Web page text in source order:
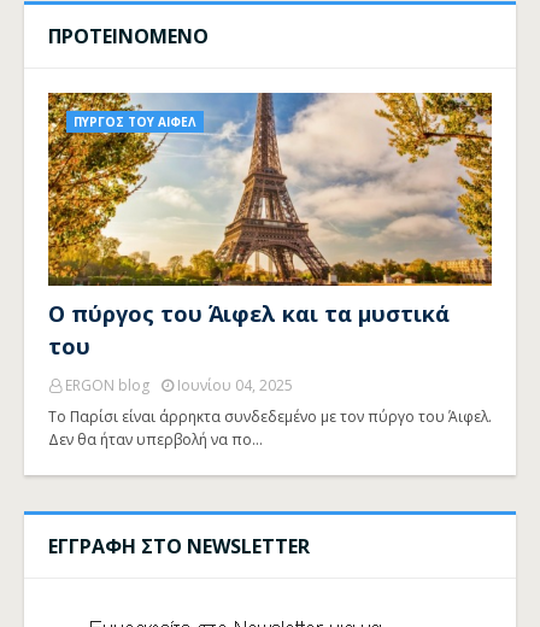
ΠΡΟΤΕΙΝΟΜΕΝΟ
ΠΥΡΓΟΣ ΤΟΥ ΑΙΦΕΛ
Ο πύργος του Άιφελ και τα μυστικά
του
ERGON blog
Ιουνίου 04, 2025
Το Παρίσι είναι άρρηκτα συνδεδεμένο με τον πύργο του Άιφελ.
Δεν θα ήταν υπερβολή να πο…
ΕΓΓΡΑΦΗ ΣΤΟ NEWSLETTER